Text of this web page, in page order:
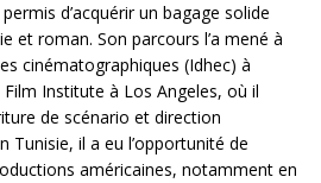
d’acquérir un bagage solide
et roman. Son parcours l’a mené à
cinématographiques (Idhec) à
Film Institute à Los Angeles, où il
de scénario et direction
Tunisie, il a eu l’opportunité de
américaines, notamment en